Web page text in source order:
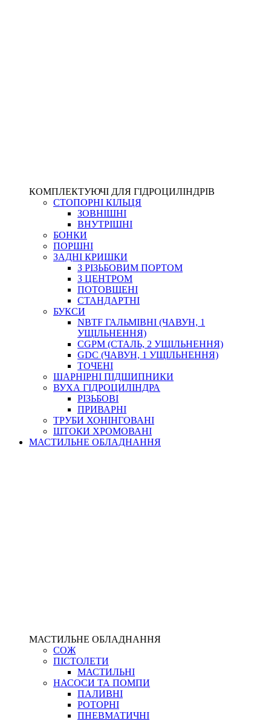
КОМПЛЕКТУЮЧІ ДЛЯ ГІДРОЦИЛІНДРІВ
СТОПОРНІ КІЛЬЦЯ
ЗОВНІШНІ
ВНУТРІШНІ
БОНКИ
ПОРШНІ
ЗАДНІ КРИШКИ
З РІЗЬБОВИМ ПОРТОМ
З ЦЕНТРОМ
ПОТОВЩЕНІ
СТАНДАРТНІ
БУКСИ
NBTF ГАЛЬМІВНІ (ЧАВУН, 1
УЩІЛЬНЕННЯ)
CGPM (СТАЛЬ, 2 УЩІЛЬНЕННЯ)
GDC (ЧАВУН, 1 УЩІЛЬНЕННЯ)
ТОЧЕНІ
ШАРНІРНІ ПІДШИПНИКИ
ВУХА ГІДРОЦИЛІНДРА
РІЗЬБОВІ
ПРИВАРНІ
ТРУБИ ХОНІНГОВАНІ
ШТОКИ ХРОМОВАНІ
МАСТИЛЬНЕ ОБЛАДНАННЯ
МАСТИЛЬНЕ ОБЛАДНАННЯ
СОЖ
ПІСТОЛЕТИ
МАСТИЛЬНІ
НАСОСИ ТА ПОМПИ
ПАЛИВНІ
РОТОРНІ
ПНЕВМАТИЧНІ